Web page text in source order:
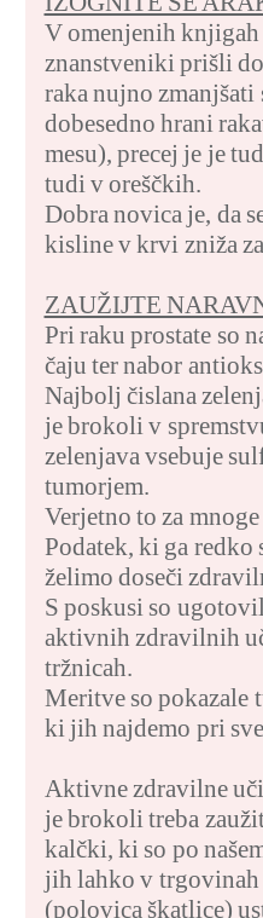
V omenjenih knjigah
znanstveniki prišli
raka nujno
dobesedno hrani
mesu), precej je je
tudi v oreščkih.
Dobra novica je, da
kisline v krvi zniža
ZAUŽIJTE
Pri raku prostate so
čaju ter nabor
Najbolj čislana
je brokoli v
zelenjava vsebuje
tumorjem.
Verjetno to za
Podatek, ki ga
želimo doseči
S poskusi so
aktivnih zdravilnih
tržnicah.
Meritve so pokazale
ki jih najdemo pri
Aktivne zdravilne
je brokoli treba
kalčki, ki so po
jih lahko v
(polovica škatlice)